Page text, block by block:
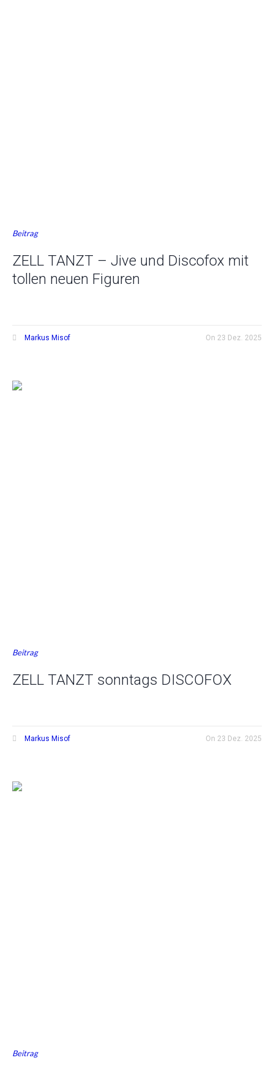
Beitrag
ZELL TANZT – Jive und Discofox mit
tollen neuen Figuren
On 23 Dez. 2025
Markus Misof
Beitrag
ZELL TANZT sonntags DISCOFOX
On 23 Dez. 2025
Markus Misof
Beitrag